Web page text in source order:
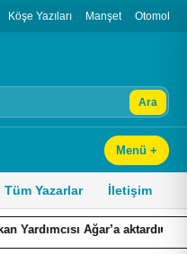
Köşe Yazıları Manşet Otomobil
Ara
Menü +
Tüm Yazarlar İletişim
aktardı Buldan’daki